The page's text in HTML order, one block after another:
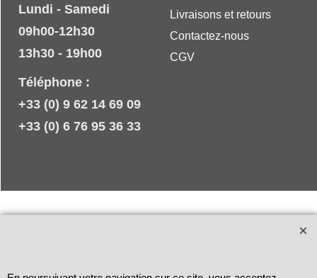
Livraisons et retours
Contactez-nous
CGV
Lundi - Samedi
09h00-12h30
13h30 - 19h00
Téléphone :
+33 (0) 9 62 14 69 09
+33 (0) 6 76 95 36 33